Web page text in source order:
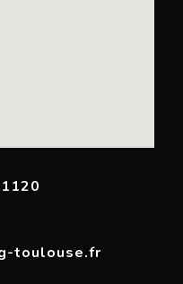
toulouse.fr